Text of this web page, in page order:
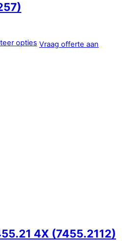
opties Vraag offerte aan
4X (7455.2112)